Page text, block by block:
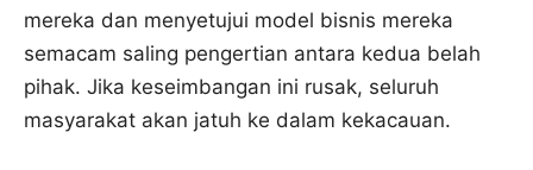
mereka dan menyetujui model bisnis mereka
semacam saling pengertian antara kedua belah
pihak. Jika keseimbangan ini rusak, seluruh
masyarakat akan jatuh ke dalam kekacauan.